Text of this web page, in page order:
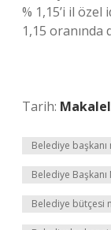
% 1,15’i il
1,15 oranında
Tarih:
Belediye başkanı
Belediye
Belediye bütçesi